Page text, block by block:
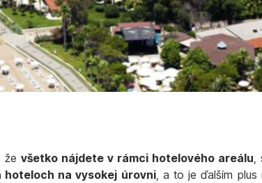
ževšetko nájdete v rámci hotelového areálu,
na vysokej úrovni, a to je ďalším plus